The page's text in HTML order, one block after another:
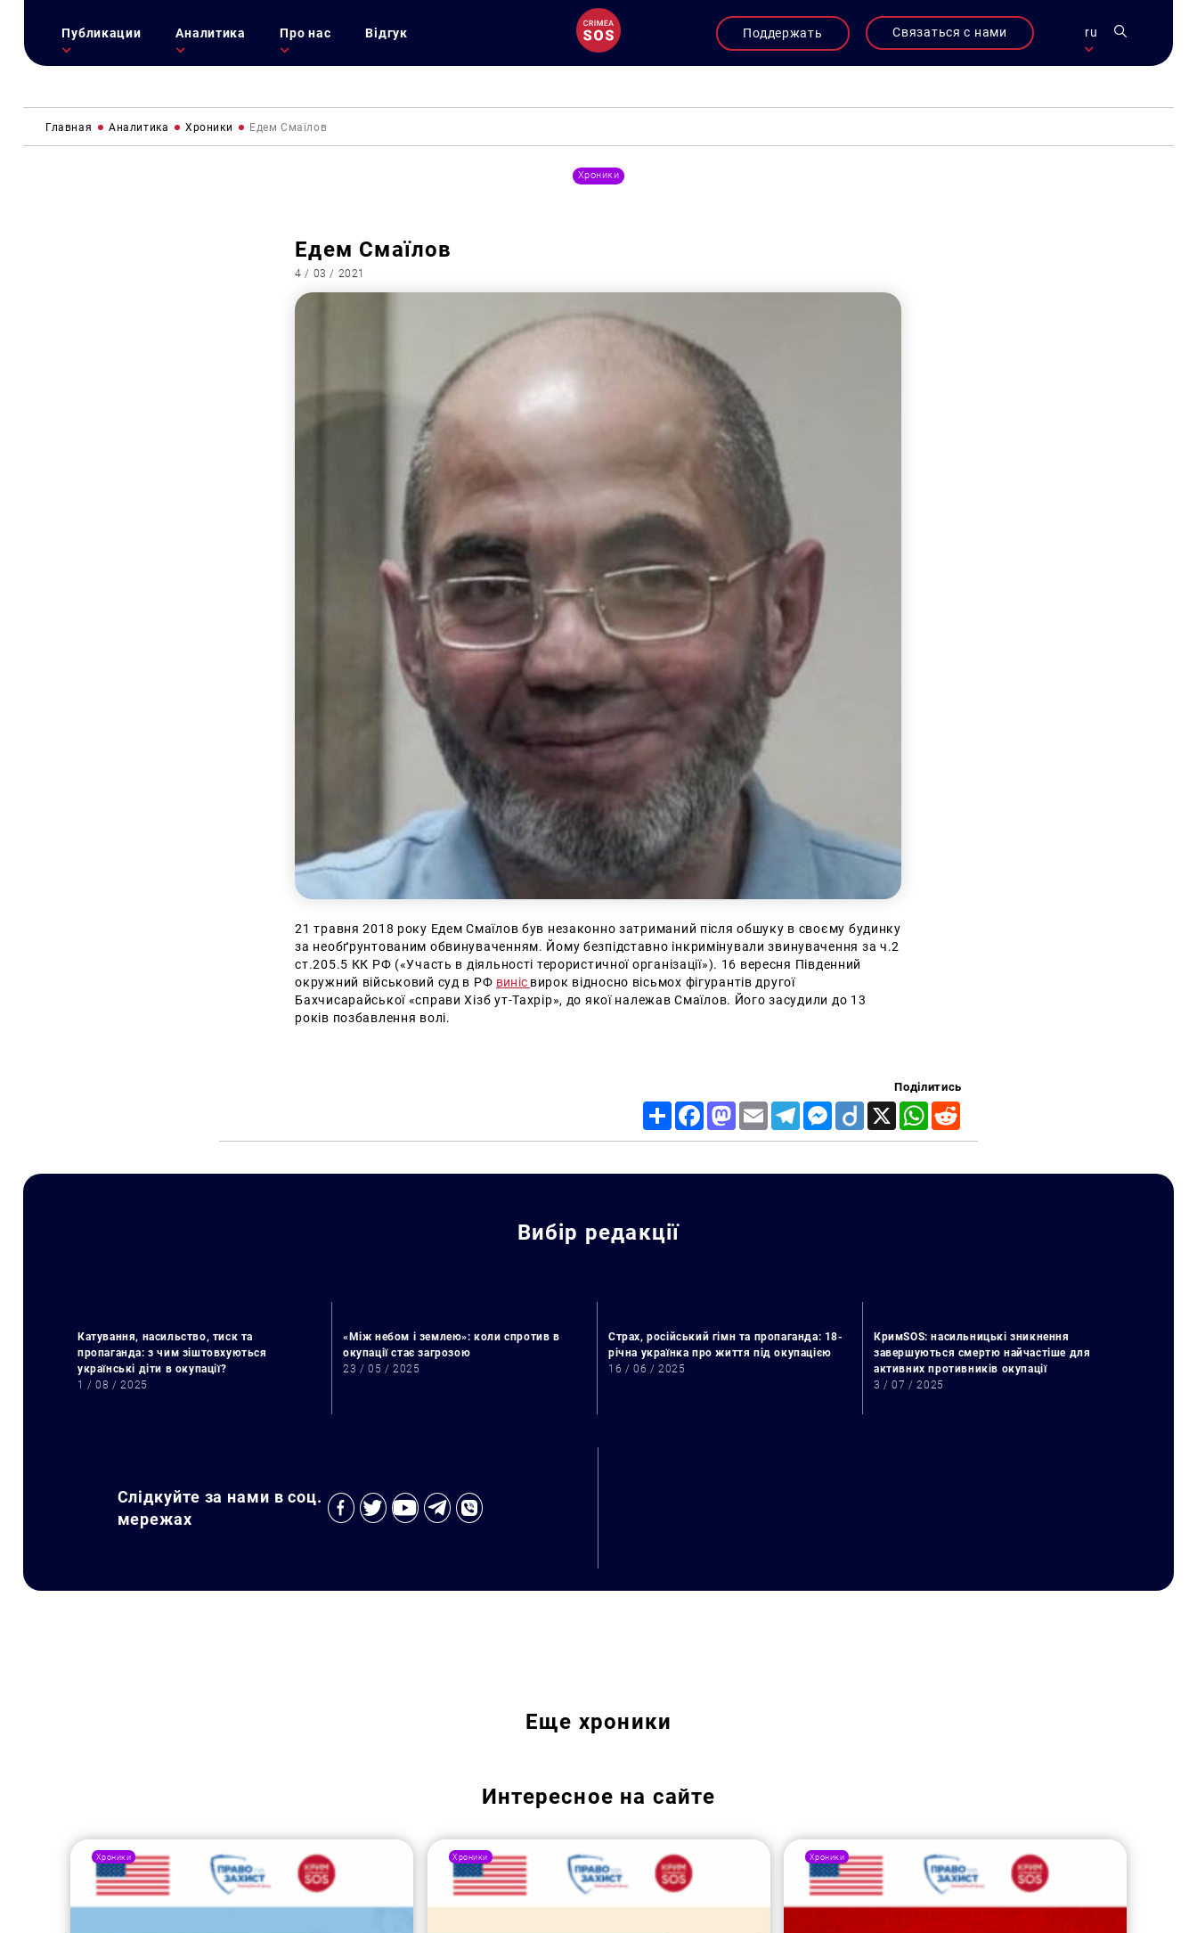
Публикации Аналитика Про нас Відгук Поддержать Связаться с нами ru
Главная Аналитика Хроники Едем Смаїлов
Хроники
Едем Смаїлов
4 / 03 / 2021
21 травня 2018 року Едем Смаїлов був незаконно затриманий після обшуку в своєму будинку
за необґрунтованим обвинуваченням. Йому безпідставно інкримінували звинувачення за ч.2
ст.205.5 КК РФ («Участь в діяльності терористичної організації»). 16 вересня Південний
окружний військовий суд в РФ виніс вирок відносно вісьмох фігурантів другої
Бахчисарайської «справи Хізб ут-Тахрір», до якої належав Смаїлов. Його засудили до 13
років позбавлення волі.
Поділитись
Share FacebookMastodon
Email TelegramMessenger
Diigo X WhatsApp
Вибір редакції
Катування, насильство, тиск та
пропаганда: з чим зіштовхуються
українські діти в окупації?
1 / 08 / 2025
«Між небом і землею»: коли спротив в
окупації стає загрозою
23 / 05 / 2025
Страх, російський гімн та пропаганда: 18-
річна українка про життя під окупацією
16 / 06 / 2025
КримSOS: насильницькі зникнення
завершуються смертю найчастіше для
активних противників окупації
3 / 07 / 2025
Слідкуйте за нами в соц.
мережах
Еще хроники
Интересное на сайте
Хроники Хроники Хроники